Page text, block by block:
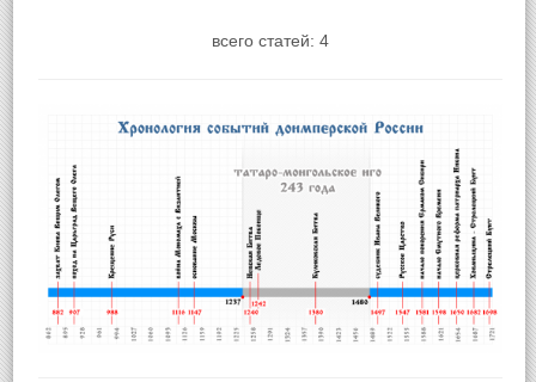
всего статей: 4